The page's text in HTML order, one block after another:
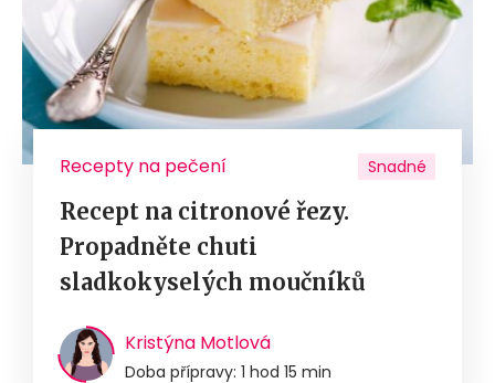
Recepty na pečení Snadné
Recept na citronové řezy.
Propadněte chuti
sladkokyselých moučníků
Kristýna Motlová
Doba přípravy: 1 hod 15 min